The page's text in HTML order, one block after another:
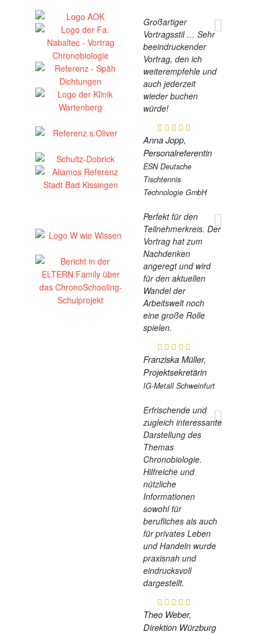
Großartiger
Vortragsstil … Sehr
beeindruckender
Vortrag, den ich
weiterempfehle und
auch jederzeit
wieder buchen
würde!
Anna Jopp,
Personalreferentin
ESN Deutsche
Tischtennis
Technologie GmbH
Perfekt für den
Teilnehmerkreis. Der
Vortrag hat zum
Nachdenken
angeregt und wird
für den aktuellen
Wandel der
Arbeitswelt noch
eine große Rolle
spielen.
Franziska Müller,
Projektsekretärin
IG-Metall Schweinfurt
Erfrischende und
zugleich interessante
Darstellung des
Themas
Chronobiologie.
Hilfreiche und
nützliche
Informationen
sowohl für
berufliches als auch
für privates Leben
und Handeln wurde
praxisnah und
eindrucksvoll
dargestellt.
Theo Weber,
Direktion Würzburg